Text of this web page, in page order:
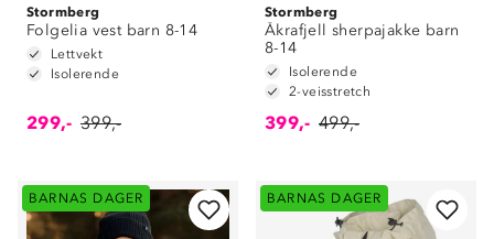
Stormberg
Folgelia vest barn 8-14
Lettvekt
Isolerende
299,- 399,-
Stormberg
Åkrafjell sherpajakke barn
8-14
Isolerende
2-veisstretch
399,- 499,-
BARNAS DAGER BARNAS DAGER